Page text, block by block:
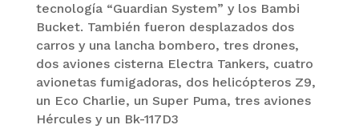
tecnología “Guardian System” y los Bambi
Bucket. También fueron desplazados dos
carros y una lancha bombero, tres drones,
dos aviones cisterna Electra Tankers, cuatro
avionetas fumigadoras, dos helicópteros Z9,
un Eco Charlie, un Super Puma, tres aviones
Hércules y un Bk-117D3